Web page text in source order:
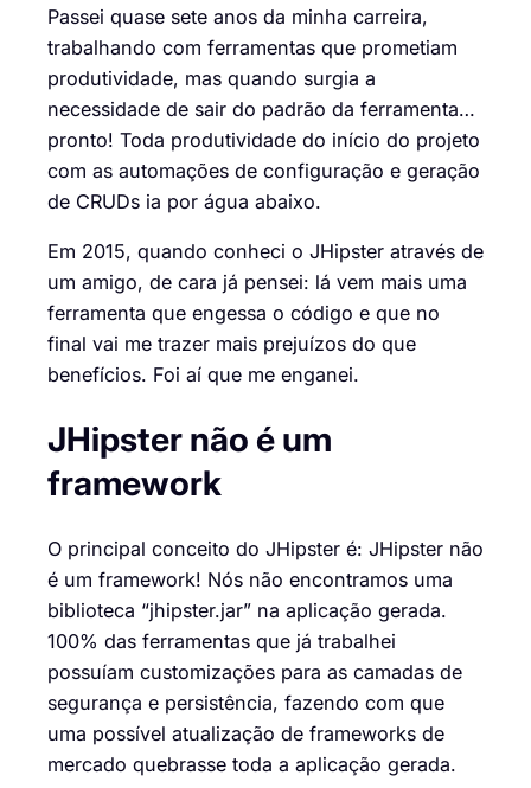
Passei quase sete anos da minha carreira,
trabalhando com ferramentas que prometiam
produtividade, mas quando surgia a
necessidade de sair do padrão da ferramenta…
pronto! Toda produtividade do início do projeto
com as automações de configuração e geração
de CRUDs ia por água abaixo.
Em 2015, quando conheci o JHipster através de
um amigo, de cara já pensei: lá vem mais uma
ferramenta que engessa o código e que no
final vai me trazer mais prejuízos do que
benefícios. Foi aí que me enganei.
JHipster não é um
framework
O principal conceito do JHipster é: JHipster não
é um framework! Nós não encontramos uma
biblioteca “jhipster.jar” na aplicação gerada.
100% das ferramentas que já trabalhei
possuíam customizações para as camadas de
segurança e persistência, fazendo com que
uma possível atualização de frameworks de
mercado quebrasse toda a aplicação gerada.